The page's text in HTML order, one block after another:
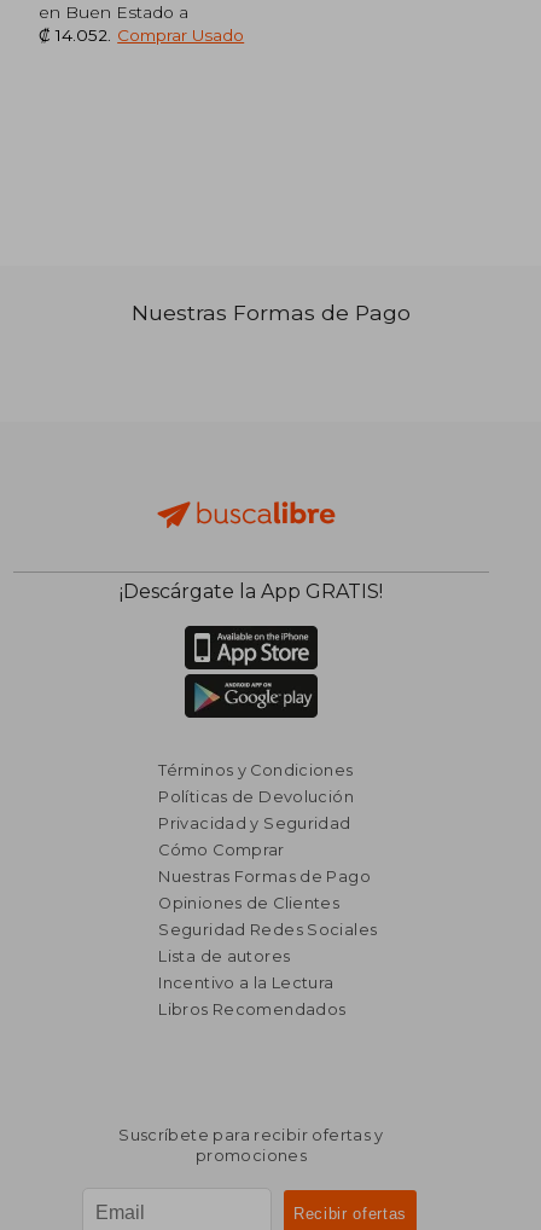
₡ 12.422
en Buen Estado a
₡ 14.052
Comprar Usado
Nuestras Formas de Pago
¡Descárgate la App GRATIS!
Términos y Condiciones
Políticas de Devolución
Privacidad y Seguridad
Cómo Comprar
Nuestras Formas de Pago
Opiniones de Clientes
Seguridad Redes Sociales
Lista de autores
Incentivo a la Lectura
Libros Recomendados
Suscríbete para recibir ofertas y
promociones